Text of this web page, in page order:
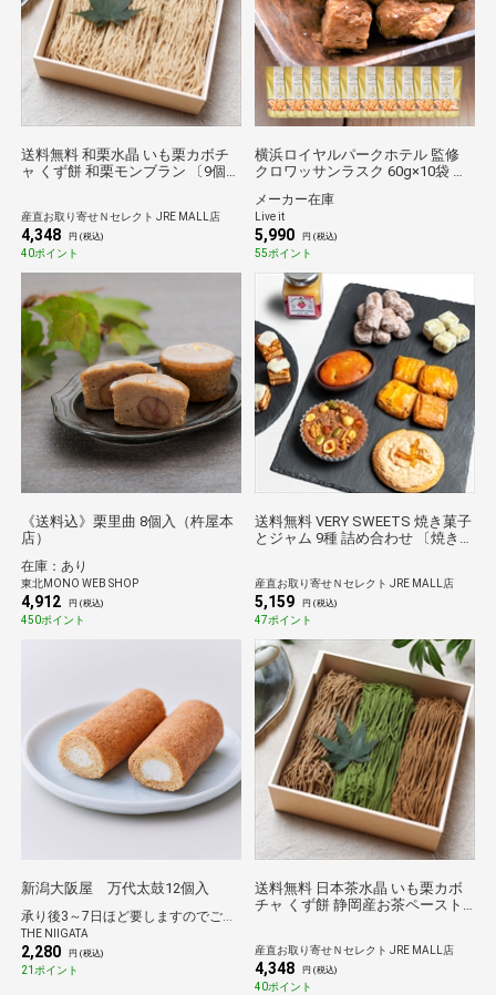
送料無料 和栗水晶 いも栗カボチ
ャ くず餅 和栗モンブラン 〔9個
産直お取り寄せＮセレクト JRE MALL店
4,348 円 (税込)
40ポイント
横浜ロイヤルパークホテル 監修
クロワッサンラスク 60g×10袋 セ
菓子 スイーツ ギフト 贈り物 JRE
ポイント消化 おやつ 贅沢 高級 ホ
テルグルメ サクサク ザラメ
メーカー在庫
Live it
5,990 円 (税込)
55ポイント
《送料込》栗里曲 8個入（杵屋本
店）
在庫：あり
東北MONO WEB SHOP
4,912 円 (税込)
450ポイント
送料無料 VERY SWEETS 焼き菓子
とジャム 9種 詰め合わせ 〔焼き菓
ジャム
産直お取り寄せＮセレクト JRE MALL店
5,159 円 (税込)
47ポイント
新潟大阪屋 万代太鼓12個入
承り後3～7日ほど要しますのでご了承ください。
THE NIIGATA
2,280 円 (税込)
21ポイント
送料無料 日本茶水晶 いも栗カボ
チャ くず餅 静岡産お茶ペースト
産直お取り寄せＮセレクト JRE MALL店
4,348 円 (税込)
40ポイント